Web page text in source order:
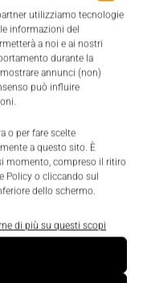
utilizziamo tecnologie
informazioni del
a noi e ai nostri
durante la
annunci (non)
può influire
o per fare scelte
a questo sito. È
momento, compreso il ritiro
Policy o cliccando sul
dello schermo.
di più su questi scopi
riduzione di
e rifiuti, incluso
di beni e servizi a
sostenibile di beni
e pesca,
(62
di azioni di
patrimonio